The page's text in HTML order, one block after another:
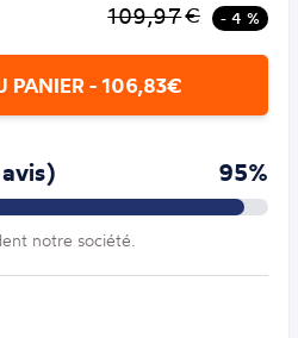
109,97€ - 4 %
PANIER - 106,83€
95%
notre société.